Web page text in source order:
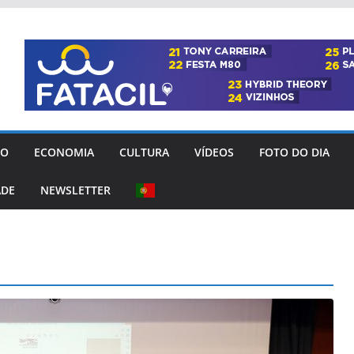
ECONOMIA CULTURA VÍDEOS FOTO DO DIA
NEWSLETTER